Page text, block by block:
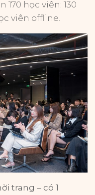
học viên: 130
viên offline.
trang – có 1